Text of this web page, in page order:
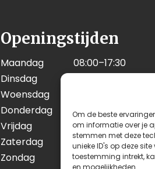
Om de beste
om informatie over je
stemmen met deze
unieke ID's op deze
toestemming intrekt,
en mogelijkheden.
Openingstijden
Maandag
08:00–17:30
Dinsdag
Woensdag
Donderdag
08:00–17:30
Vrijdag
08:00–17:30
Zaterdag
08:00–12:00
Zondag
Gesloten